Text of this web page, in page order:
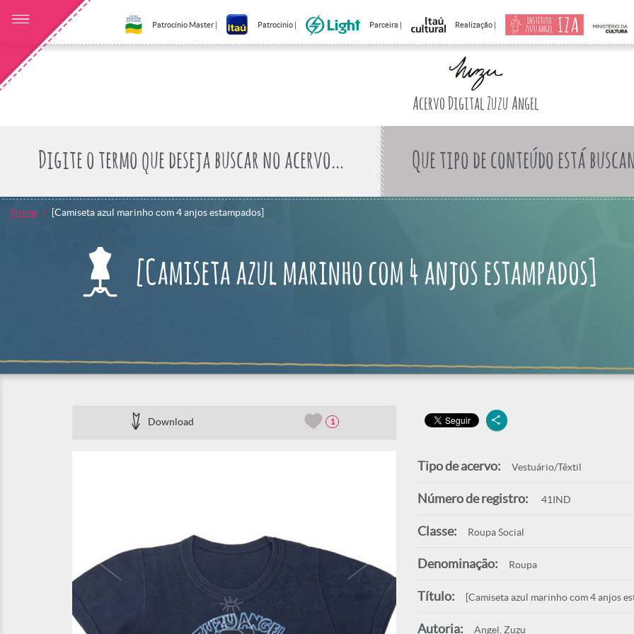
Patrocínio Master | Patrocínio | Parceira | Realização |
Acervo Digital Zuzu Angel
Que tipo de conteúdo está
Home [Camiseta azul marinho com 4 anjos estampados]
[Camiseta azul marinho com 4 anjos estampados]
Download 1
Tipo de acervo: Vestuário/Têxtil
Número de registro: 41IND
Classe: Roupa Social
Denominação: Roupa
Título: [Camiseta azul marinho com 4 anjos
Autoria: Angel, Zuzu